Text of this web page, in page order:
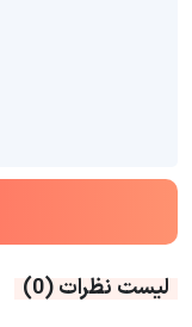
لیست نظرات(0)